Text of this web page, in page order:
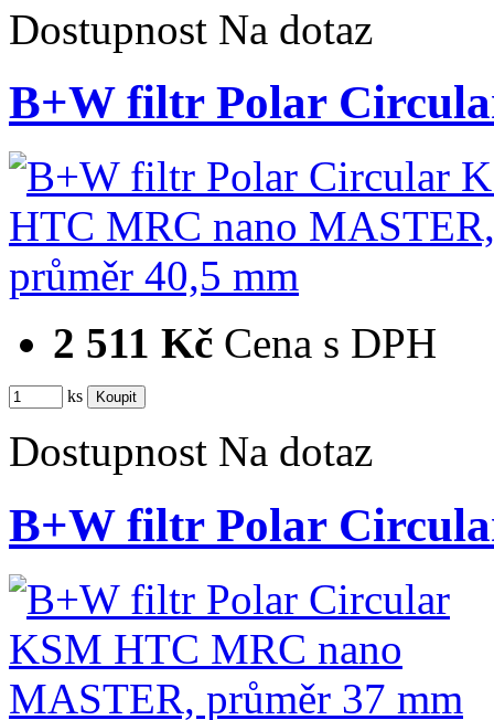
Dostupnost Na dotaz
B+W filtr Polar
2 511 Kč Cena s DPH
ks
Dostupnost Na dotaz
B+W filtr Polar